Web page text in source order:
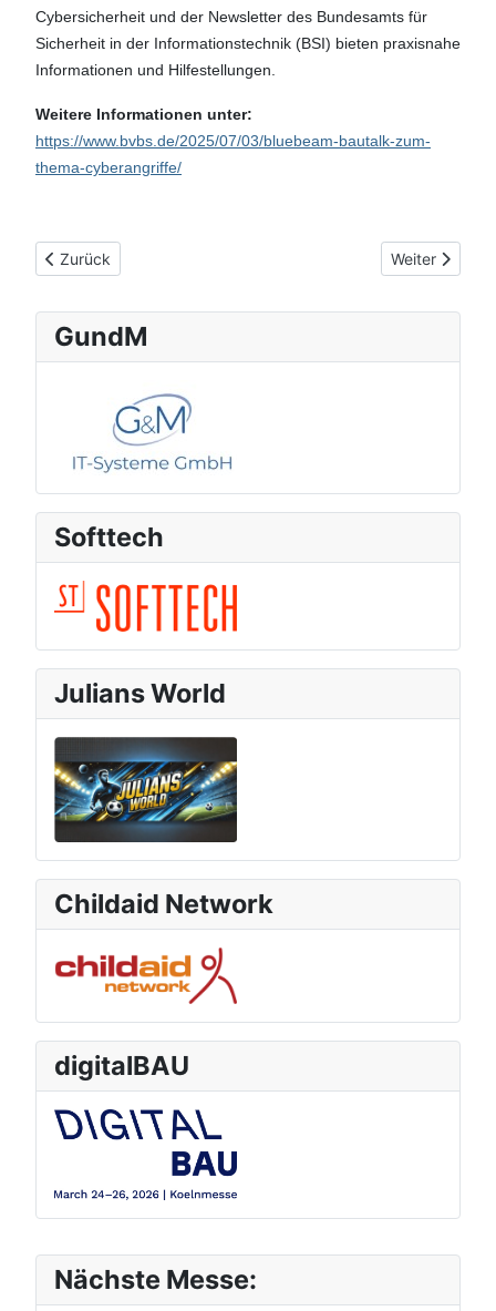
Nächste Messe:
Cybersicherheit und der Newsletter des Bundesamts für
Sicherheit in der Informationstechnik (BSI) bieten praxisnahe
Informationen und Hilfestellungen.
Weitere Informationen unter:
https://www.bvbs.de/2025/07/03/bluebeam-bautalk-zum-
thema-cyberangriffe/
Vorheriger Beitrag: Entwurf einer Pfosten-Riegel-Konstruktion
Zurück Nächster
Weiter
GundM
Softtech
Julians World
Childaid Network
digitalBAU